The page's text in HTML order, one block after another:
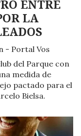
ENTRE
LA
- Portal Vos
del Parque con
medida de
pactado para el
Bielsa.